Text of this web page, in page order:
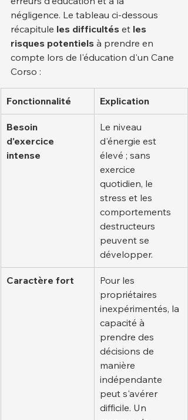
négligence. Le tableau ci-dessous
récapitule les difficultés et les
risques potentiels à prendre en
compte lors de l'éducation d'un Cane
Corso :
Fonctionnalité Explication
Besoin
d'exercice
intense
Le niveau
d'énergie est
élevé ; sans
exercice
quotidien, le
stress et les
comportements
destructeurs
peuvent se
développer.
Caractère fort
Pour les
propriétaires
inexpérimentés, la
capacité à
prendre des
décisions de
manière
indépendante
peut s'avérer
difficile. Un